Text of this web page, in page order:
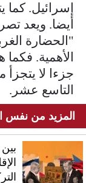
إسرائيل. كما
أيضا. ويعد
"الحضارة
الأهمية.
جزءا لا يتجزأ
التاسع عشر.
المزيد من نفس